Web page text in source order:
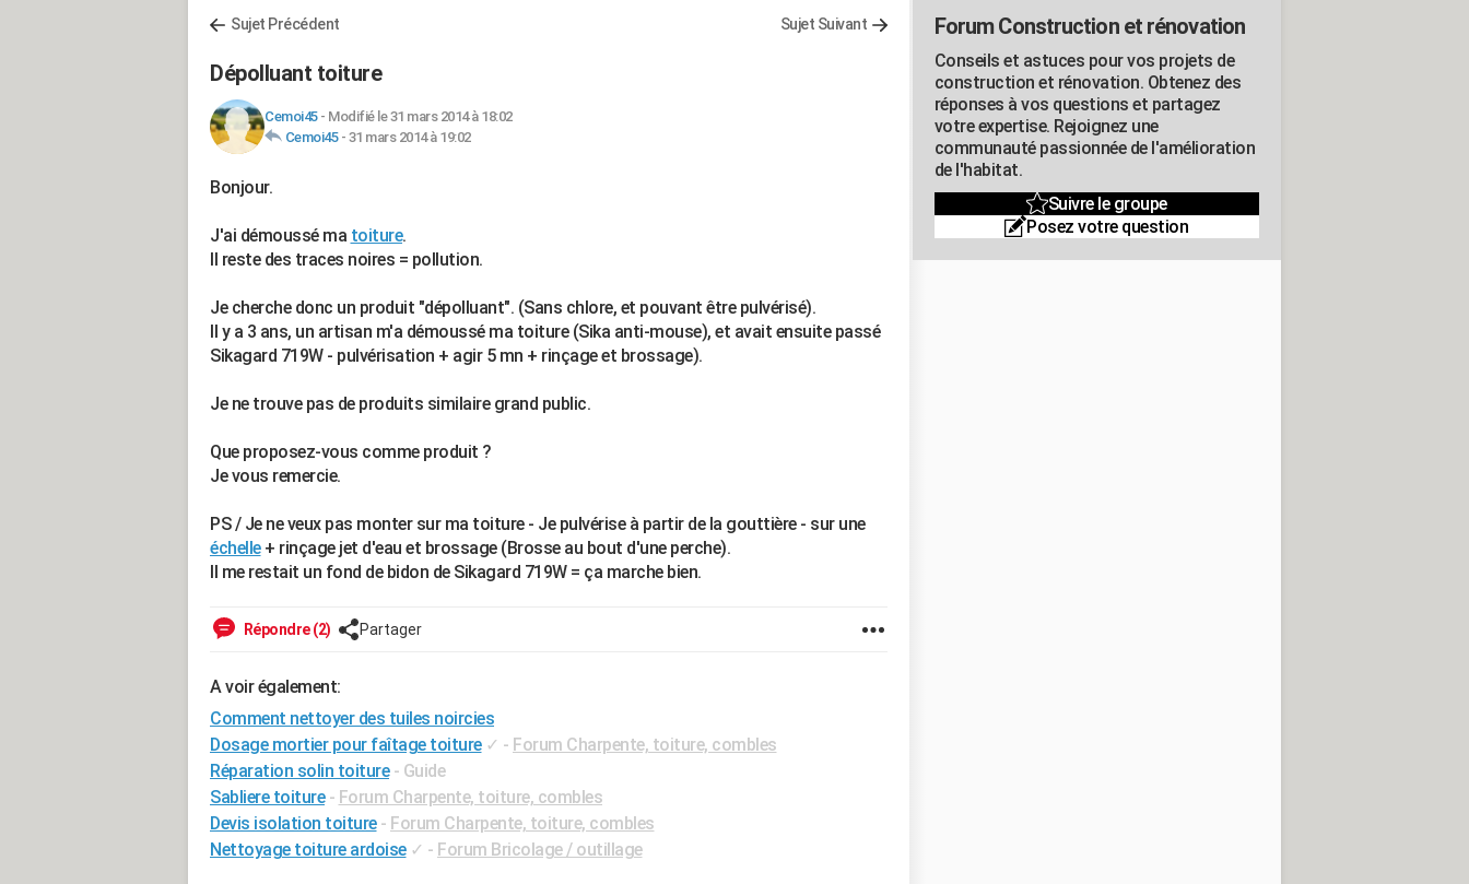
Sujet Précédent Sujet Suivant
Dépolluant toiture
Cemoi45- Modifié le 31 mars 2014 à 18:02
Cemoi45- 31 mars 2014 à 19:02
Bonjour.
J'ai démoussé ma toiture.
Il reste des traces noires = pollution.
Je cherche donc un produit "dépolluant". (Sans chlore, et pouvant être pulvérisé).
Il y a 3 ans, un artisan m'a démoussé ma toiture (Sika anti-mouse), et avait ensuite passé
Sikagard 719W - pulvérisation + agir 5 mn + rinçage et brossage).
Je ne trouve pas de produits similaire grand public.
Que proposez-vous comme produit ?
Je vous remercie.
PS / Je ne veux pas monter sur ma toiture - Je pulvérise à partir de la gouttière - sur une
échelle+ rinçage jet d'eau et brossage (Brosse au bout d'une perche).
Il me restait un fond de bidon de Sikagard 719W = ça marche bien.
Répondre (2) Partager
A voir également:
Comment nettoyer des tuiles noircies
Dosage mortier pour faîtage toiture ✓ - Forum Charpente, toiture, combles
Réparation solin toiture - Guide
Sabliere toiture - Forum Charpente, toiture, combles
Devis isolation toiture - Forum Charpente, toiture, combles
Nettoyage toiture ardoise ✓ - Forum Bricolage / outillage
Forum Construction et rénovation
Conseils et astuces pour vos projets de
construction et rénovation. Obtenez des
réponses à vos questions et partagez
votre expertise. Rejoignez une
communauté passionnée de l'amélioration
de l'habitat.
Suivre le groupe
Posez votre question